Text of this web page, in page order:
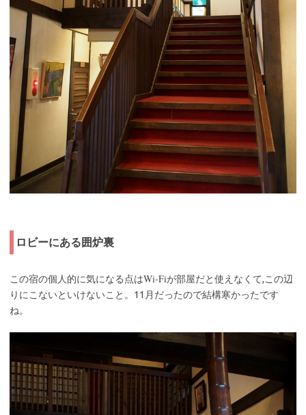
ロビーにある囲炉裏
この宿の個人的に気になる点はWi-Fiが部屋だと使えなくて,この辺
りにこないといけないこと。11月だったので結構寒かったです
ね。